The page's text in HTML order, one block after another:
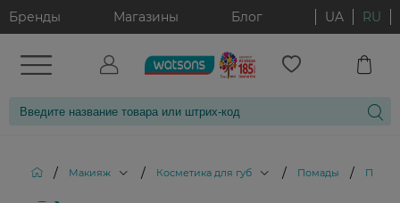
Бренды Магазины Блог UA RU
/ Макияж / Косметика для губ / Помады /